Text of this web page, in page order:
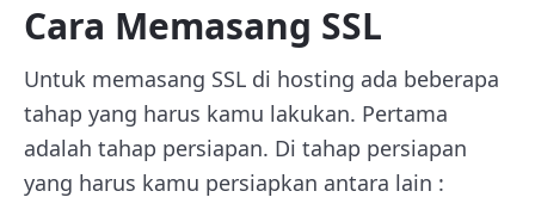
Cara Memasang SSL
Untuk memasang SSL di hosting ada beberapa
tahap yang harus kamu lakukan. Pertama
adalah tahap persiapan. Di tahap persiapan
yang harus kamu persiapkan antara lain :